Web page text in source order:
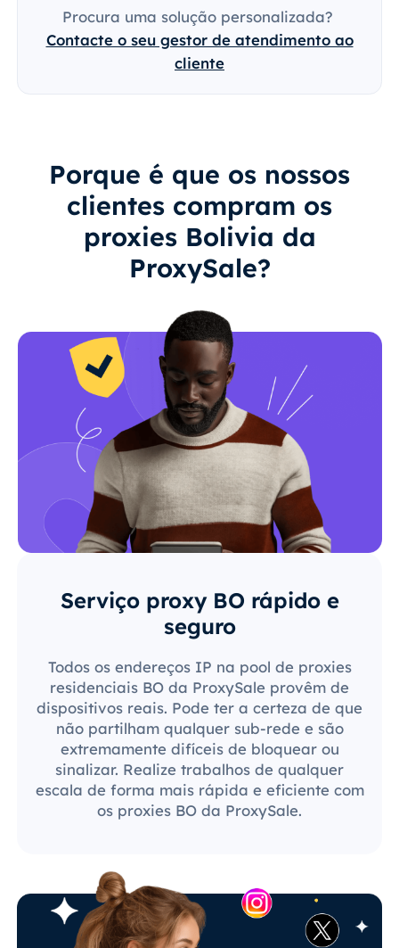
Procura uma solução personalizada?
Contacte o seu gestor de atendimento ao
cliente
Porque é que os nossos
clientes compram os
proxies Bolivia da
ProxySale?
Serviço proxy BO rápido e
seguro
Todos os endereços IP na pool de proxies
residenciais BO da ProxySale provêm de
dispositivos reais. Pode ter a certeza de que
não partilham qualquer sub-rede e são
extremamente difíceis de bloquear ou
sinalizar. Realize trabalhos de qualquer
escala de forma mais rápida e eficiente com
os proxies BO da ProxySale.